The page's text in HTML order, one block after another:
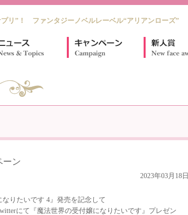
リ”！ ファンタジーノベルレーベル“アリアンローズ”
ーン
2023年03月18日
なりたいです 4』発売を記念して
にて『魔法世界の受付嬢になりたいです』プレゼン